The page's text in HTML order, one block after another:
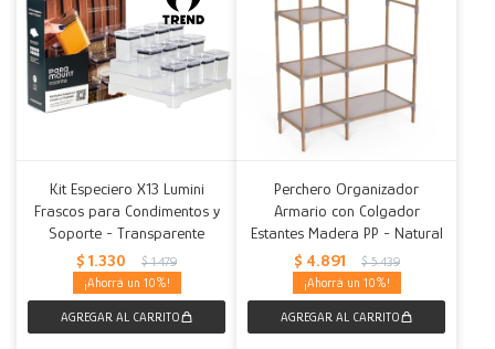
Kit Especiero X13 Lumini
Frascos para Condimentos y
Soporte - Transparente
$ 1.330 $ 1.479
10
Perchero Organizador
Armario con Colgador
Estantes Madera PP - Natural
$ 4.891 $ 5.439
10